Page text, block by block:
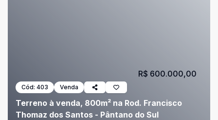
Cód: 403 Venda
Terreno à venda, 800m² na Rod. Francisco
Thomaz dos Santos - Pântano do Sul
R$ 600.000,00